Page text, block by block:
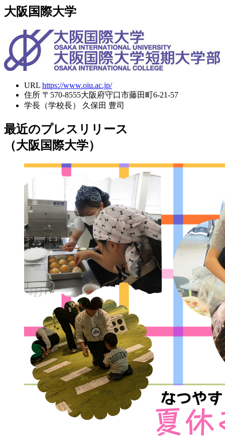
大阪国際大学
URL https://www.oiu.ac.jp/
住所 〒570-8555大阪府守口市藤田町6-21-57
学長（学校長）
久保田 豊司
最近のプレスリリース
（大阪国際大学）